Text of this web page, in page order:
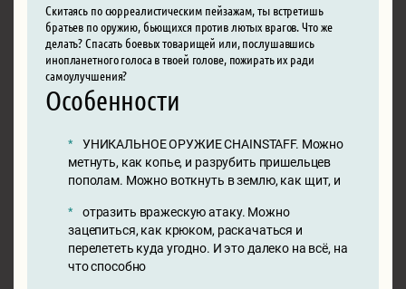
Скитаясь по сюрреалистическим пейзажам, ты встретишь
братьев по оружию, бьющихся против лютых врагов. Что же
делать? Спасать боевых товарищей или, послушавшись
инопланетного голоса в твоей голове, пожирать их ради
самоулучшения?
Особенности
УНИКАЛЬНОЕ ОРУЖИЕ CHAINSTAFF. Можно
метнуть, как копье, и разрубить пришельцев
пополам. Можно воткнуть в землю, как щит, и
отразить вражескую атаку. Можно
зацепиться, как крюком, раскачаться и
перелететь куда угодно. И это далеко на всё, на
что способно